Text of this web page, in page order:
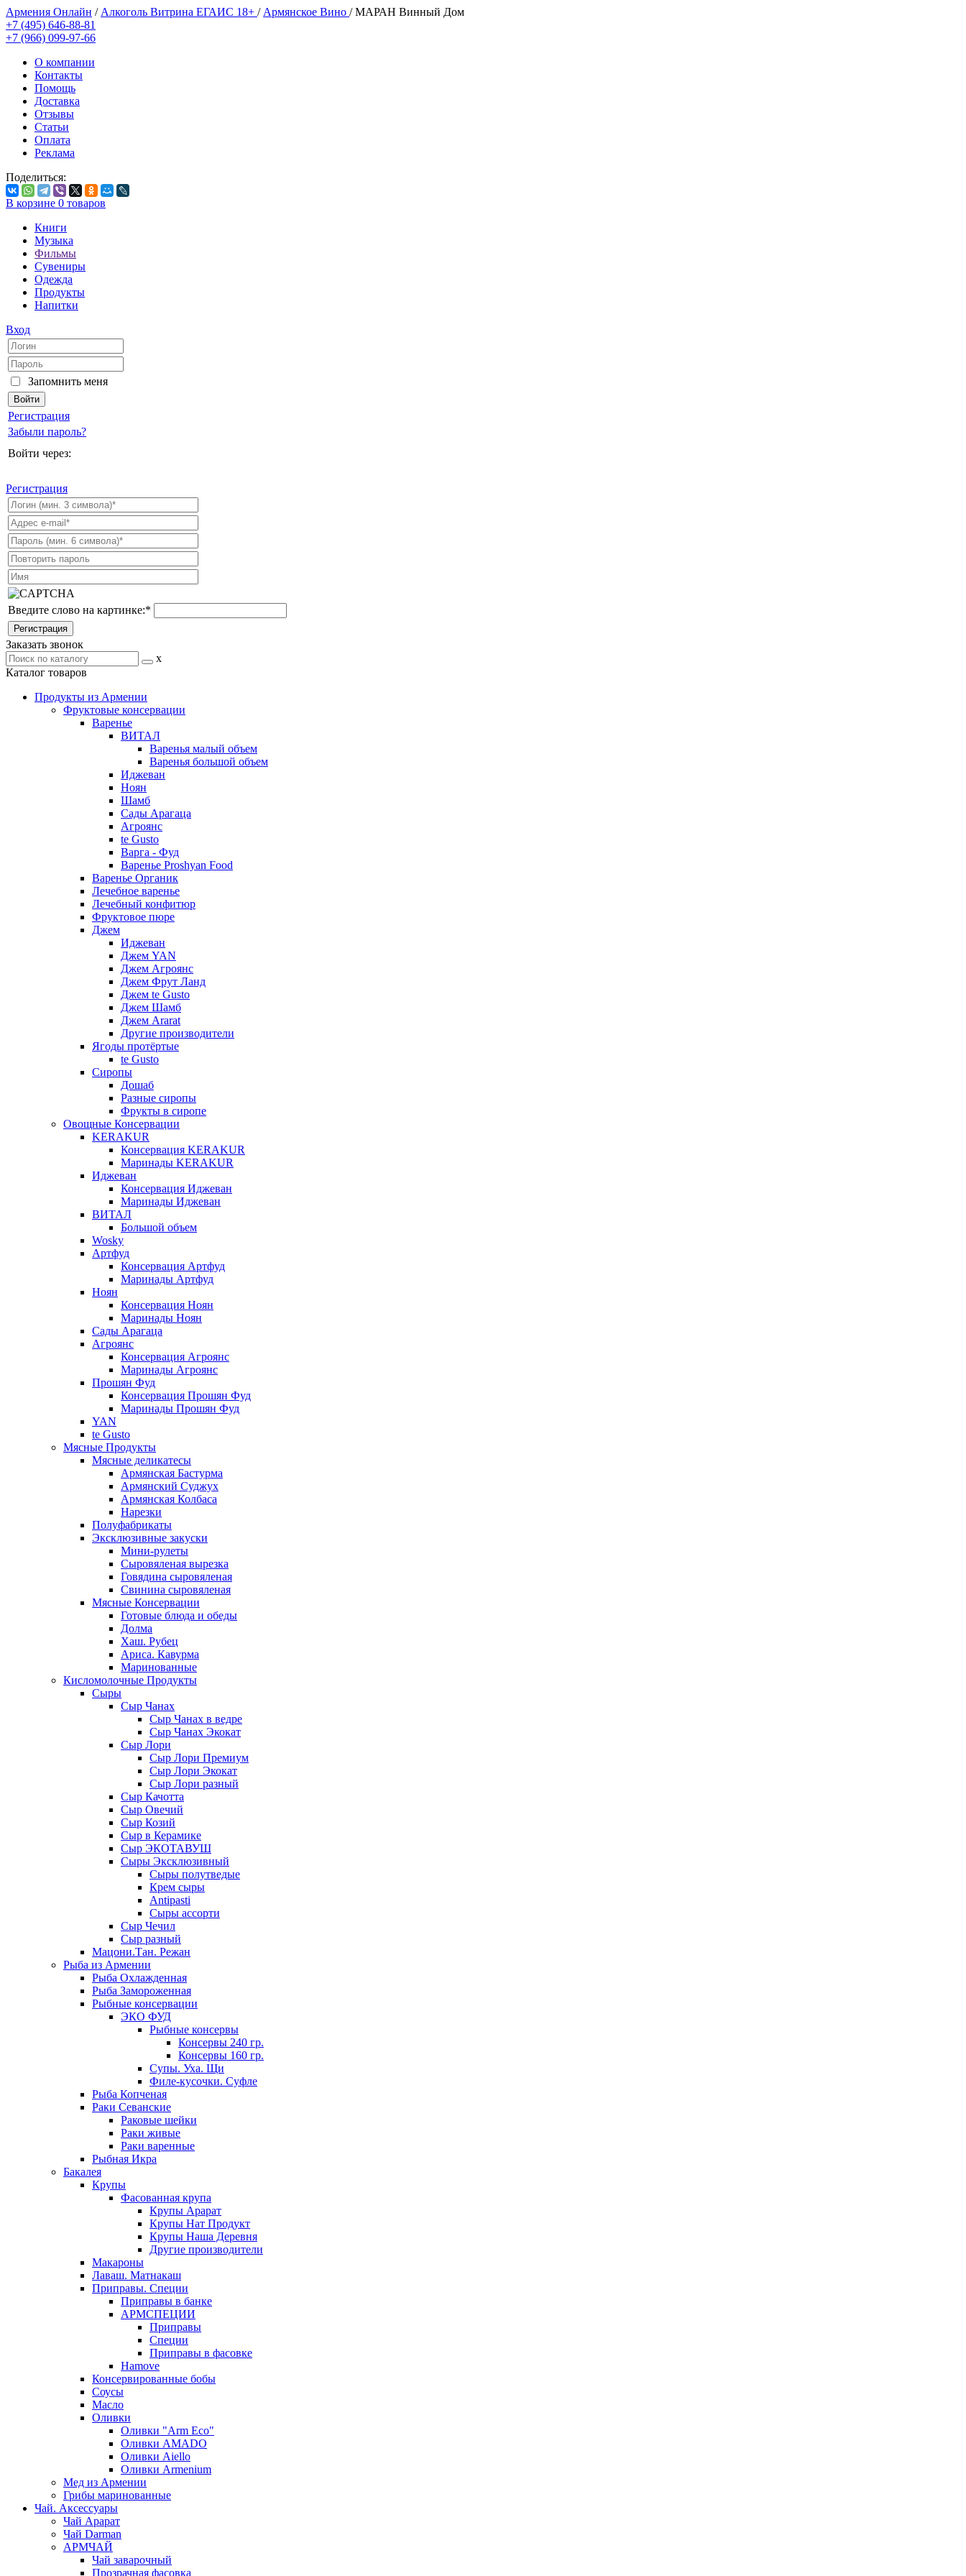
Армения Онлайн / Алкоголь Витрина ЕГАИС 18+ / Армянское Вино /МАРАН Винный Дом
+7 (495) 646-88-81
+7 (966) 099-97-66
О компании
Контакты
Помощь
Доставка
Отзывы
Статьи
Оплата
Реклама
Поделиться:
В корзине 0 товаров
Книги
Музыка
Фильмы
Сувениры
Одежда
Продукты
Напитки
Вход
Запомнить меня
Регистрация
Забыли пароль?
Войти через:
Регистрация
Введите слово на картинке:*
Заказать звонок
x
Каталог товаров
Продукты из Армении
Фруктовые консервации
Варенье
ВИТАЛ
Варенья малый объем
Варенья большой объем
Иджеван
Ноян
Шамб
Сады Арагаца
Агроянс
te Gusto
Варга - Фуд
Варенье Proshyan Food
Варенье Органик
Лечебное варенье
Лечебный конфитюр
Фруктовое пюре
Джем
Иджеван
Джем YAN
Джем Агроянс
Джем Фрут Ланд
Джем te Gusto
Джем Шамб
Джем Ararat
Другие производители
Ягоды протёртые
te Gusto
Сиропы
Дошаб
Разные сиропы
Фрукты в сиропе
Овощные Консервации
KERAKUR
Консервация KERAKUR
Маринады KERAKUR
Иджеван
Консервация Иджеван
Маринады Иджеван
ВИТАЛ
Большой объем
Wosky
Артфуд
Консервация Артфуд
Маринады Артфуд
Ноян
Консервация Ноян
Маринады Ноян
Сады Арагаца
Агроянс
Консервация Агроянс
Маринады Агроянс
Прошян Фуд
Консервация Прошян Фуд
Маринады Прошян Фуд
YAN
te Gusto
Мясные Продукты
Мясные деликатесы
Армянская Бастурма
Армянский Суджух
Армянская Колбаса
Нарезки
Полуфабрикаты
Эксклюзивные закуски
Мини-рулеты
Сыровяленая вырезка
Говядина сыровяленая
Свинина сыровяленая
Мясные Консервации
Готовые блюда и обеды
Долма
Хаш. Рубец
Ариса. Кавурма
Маринованные
Кисломолочные Продукты
Сыры
Сыр Чанах
Сыр Чанах в ведре
Сыр Чанах Экокат
Сыр Лори
Сыр Лори Премиум
Сыр Лори Экокат
Сыр Лори разный
Сыр Качотта
Сыр Овечий
Сыр Козий
Сыр в Керамике
Сыр ЭКОТАВУШ
Сыры Эксклюзивный
Сыры полутведые
Крем сыры
Antipasti
Сыры ассорти
Сыр Чечил
Сыр разный
Мацони.Тан. Режан
Рыба из Армении
Рыба Охлажденная
Рыба Замороженная
Рыбные консервации
ЭКО ФУД
Рыбные консервы
Консервы 240 гр.
Консервы 160 гр.
Супы. Уха. Щи
Филе-кусочки. Суфле
Рыба Копченая
Раки Севанские
Раковые шейки
Раки живые
Раки варенные
Рыбная Икра
Бакалея
Крупы
Фасованная крупа
Крупы Арарат
Крупы Нат Продукт
Крупы Наша Деревня
Другие производители
Макароны
Лаваш. Матнакаш
Приправы. Специи
Приправы в банке
АРМСПЕЦИИ
Приправы
Специи
Приправы в фасовке
Hamove
Консервированные бобы
Соусы
Масло
Оливки
Оливки "Arm Eco"
Оливки AMADO
Оливки Aiello
Оливки Armenium
Мед из Армении
Грибы маринованные
Чай. Аксессуары
Чай Арарат
Чай Darman
АРМЧАЙ
Чай заварочный
Прозрачная фасовка